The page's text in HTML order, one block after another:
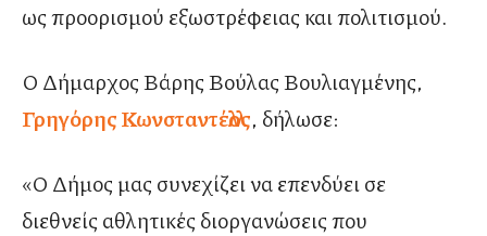
ως προορισμού εξωστρέφειας και πολιτισμού.
Ο Δήμαρχος Βάρης Βούλας Βουλιαγμένης,
Γρηγόρης Κωνσταντέλλος, δήλωσε:
«Ο Δήμος μας συνεχίζει να επενδύει σε
διεθνείς αθλητικές διοργανώσεις που